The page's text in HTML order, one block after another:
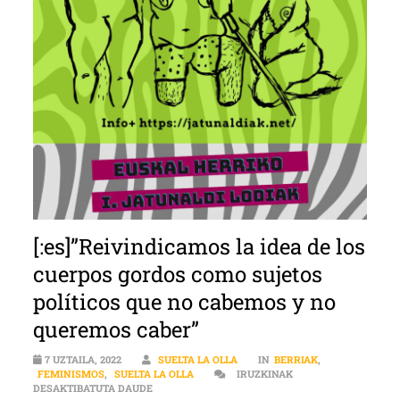
[:es]”Reivindicamos la idea de los
cuerpos gordos como sujetos
políticos que no cabemos y no
queremos caber”
7 UZTAILA, 2022 SUELTA LA OLLA IN BERRIAK,
FEMINISMOS, SUELTA LA OLLA
IRUZKINAK
DESAKTIBATUTA DAUDE[:ES]”REIVINDICAMOS LA IDEA DE LOS CUERPOS